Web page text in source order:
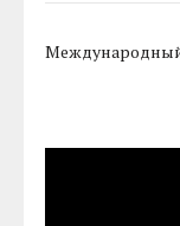
Международный